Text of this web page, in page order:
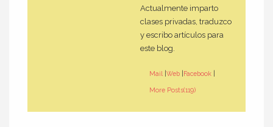
Actualmente imparto
clases privadas, traduzco
y escribo artículos para
este blog.
Mail Web Facebook
More Posts(119)